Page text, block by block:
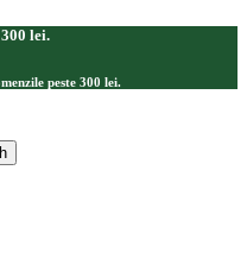
lei.
peste 300 lei.